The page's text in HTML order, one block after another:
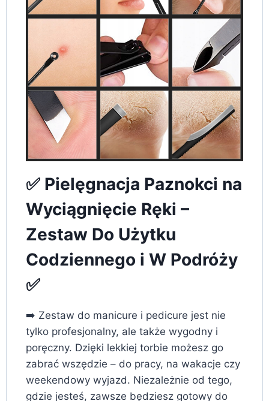
✅ Pielęgnacja Paznokci na
Wyciągnięcie Ręki –
Zestaw Do Użytku
Codziennego i W Podróży
✅
➡️ Zestaw do manicure i pedicure jest nie
tylko profesjonalny, ale także wygodny i
poręczny. Dzięki lekkiej torbie możesz go
zabrać wszędzie – do pracy, na wakacje czy
weekendowy wyjazd. Niezależnie od tego,
gdzie jesteś, zawsze będziesz gotowy do